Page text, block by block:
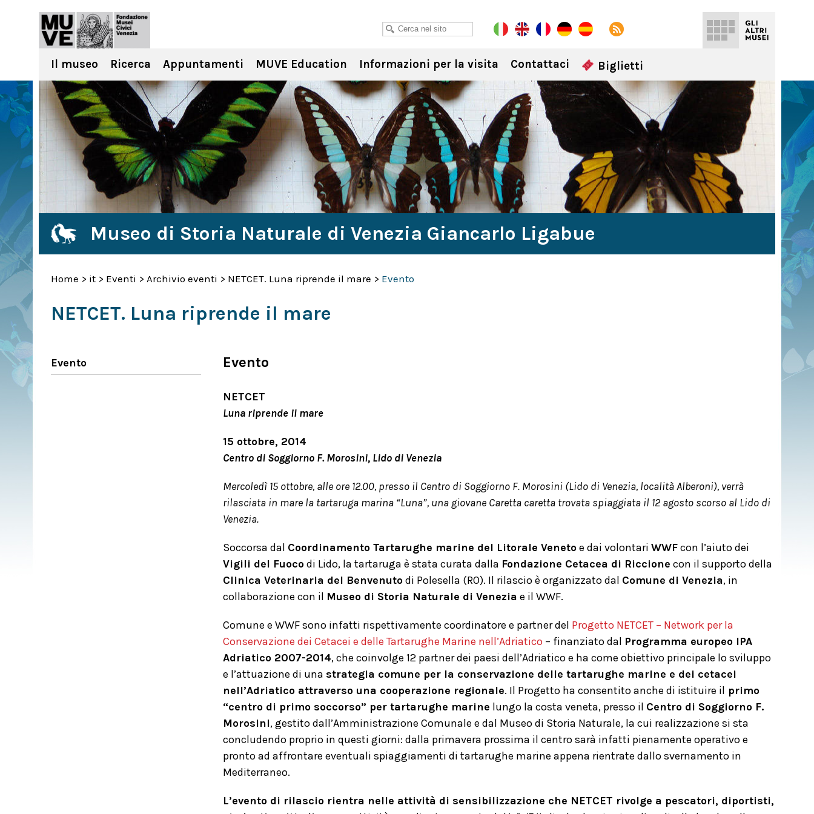
Il museo Ricerca Appuntamenti MUVE Education Informazioni per la visita Contattaci Biglietti
Museo di Storia Naturale di Venezia Giancarlo Ligabue
Home > it > Eventi > Archivio eventi > NETCET. Luna riprende il mare > Evento
NETCET. Luna riprende il mare
Evento Evento
NETCET
Luna riprende il mare
15 ottobre, 2014
Centro di Soggiorno F. Morosini, Lido di Venezia
Mercoledì 15 ottobre, alle ore 12.00, presso il Centro di Soggiorno F. Morosini (Lido di Venezia, località Alberoni), verrà
rilasciata in mare la tartaruga marina “Luna”, una giovane Caretta caretta trovata spiaggiata il 12 agosto scorso al Lido di
Venezia.
Soccorsa dal Coordinamento Tartarughe marine del Litorale Venetoe dai volontari WWFcon l’aiuto dei
Vigili del Fuocodi Lido, la tartaruga è stata curata dalla Fondazione Cetacea di Riccione con il supporto della
Clinica Veterinaria del Benvenutodi Polesella (RO). Il rilascio è organizzato dal Comune di Venezia, in
collaborazione con il Museo di Storia Naturale di Venezia e il WWF.
Comune e WWF sono infatti rispettivamente coordinatore e partner del Progetto NETCET – Network per la
Conservazione dei Cetacei e delle Tartarughe Marine nell’Adriatico – finanziato dal Programma europeo IPA
Adriatico 2007-2014, che coinvolge 12 partner dei paesi dell’Adriatico e ha come obiettivo principale lo sviluppo
e l’attuazione di una strategia comune per la conservazione delle tartarughe marine e dei cetacei
nell’Adriatico attraverso una cooperazione regionale. Il Progetto ha consentito anche di istituire il primo
“centro di primo soccorso” per tartarughe marine lungo la costa veneta, presso il Centro di Soggiorno F.
Morosini, gestito dall’Amministrazione Comunale e dal Museo di Storia Naturale, la cui realizzazione si sta
concludendo proprio in questi giorni: dalla primavera prossima il centro sarà infatti pienamente operativo e
pronto ad affrontare eventuali spiaggiamenti di tartarughe marine appena rientrate dallo svernamento in
Mediterraneo.
L’evento di rilascio rientra nelle attività di sensibilizzazione che NETCET rivolge a pescatori, diportisti,